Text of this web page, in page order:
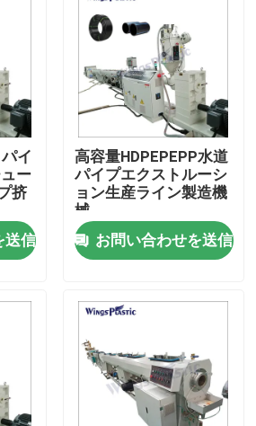
い
押出機機械
放出ライン
押出機機械
機械
イ
ー
挤
送信
高容量HDPEPEPP水道
パイプエクストルーシ
ョン生産ライン製造機
械
お問い合わせを送信